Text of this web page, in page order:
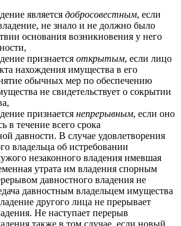
является добросовестным, если
не знало и не должно было
основания возникновения у него
признается открытым, если лицо
нахождения имущества в его
обычных мер по обеспечению
не свидетельствует о сокрытии
признается непрерывным, если оно
в течение всего срока
давности. В случае удовлетворения
владельца об истребовании
незаконного владения имевшая
утрата им владения спорным
давностного владения не
давностным владельцем имущества
другого лица не прерывает
Не наступает перерыв